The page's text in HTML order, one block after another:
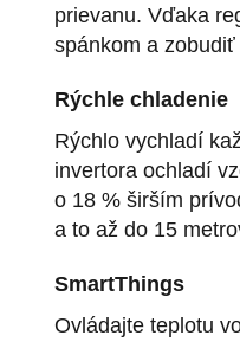
prievanu. Vďaka
spánkom a zobudiť
Rýchle chladenie
Rýchlo vychladí
invertora ochladí
o 18 % širším
a to až do 15
SmartThings
Ovládajte teplotu